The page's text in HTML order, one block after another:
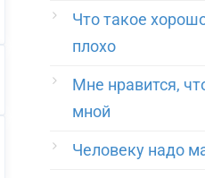
Что такое
плохо
Мне нравится,
мной
Человеку надо